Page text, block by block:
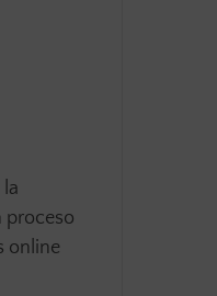
proceso
online